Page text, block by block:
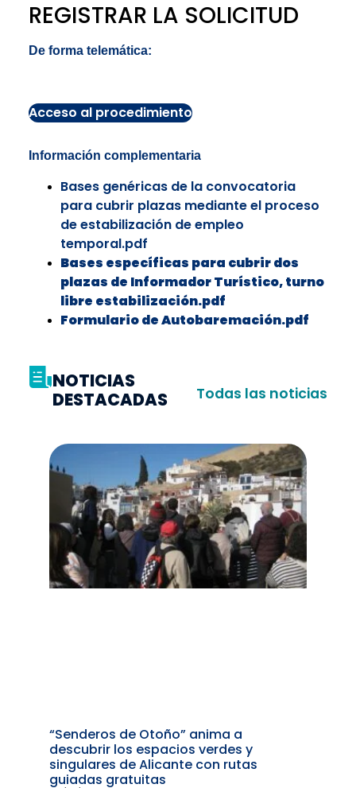
REGISTRAR LA SOLICITUD
De forma telemática:
Acceso al procedimiento
Información complementaria
Bases genéricas de la convocatoria
para cubrir plazas mediante el proceso
de estabilización de empleo
temporal.pdf
Bases específicas para cubrir dos
plazas de Informador Turístico, turno
libre estabilización.pdf
Formulario de Autobaremación.pdf
NOTICIAS
DESTACADAS
Todas las noticias
“Senderos de Otoño” anima a
descubrir los espacios verdes y
singulares de Alicante con rutas
guiadas gratuitas